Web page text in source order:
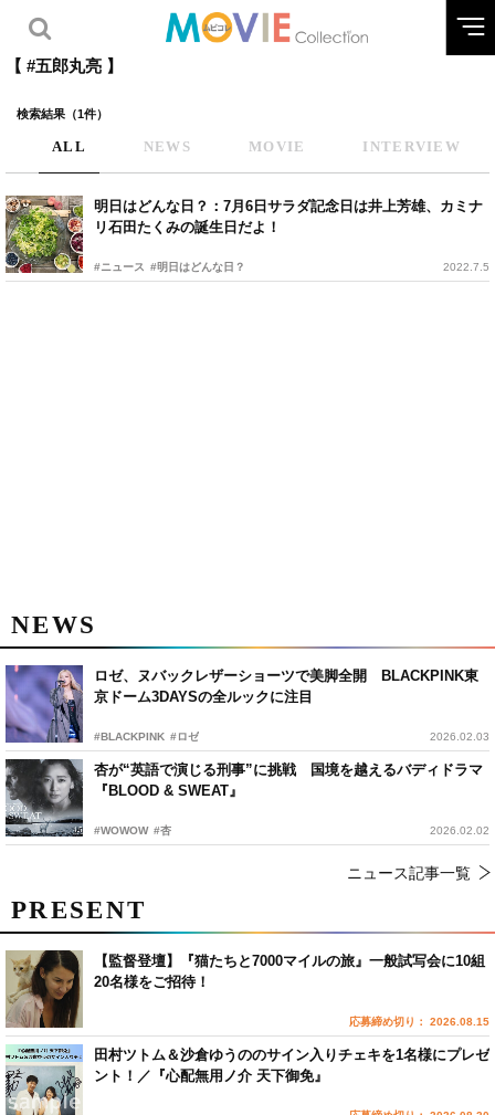
【 #五郎丸亮 】
検索結果（1件）
ALL NEWS MOVIE INTERVIEW
明日はどんな日？：7月6日サラダ記念日は井上芳雄、カミナ
リ石田たくみの誕生日だよ！
#ニュース #明日はどんな日？ 2022.7.5
NEWS
ロゼ、ヌバックレザーショーツで美脚全開 BLACKPINK東
京ドーム3DAYSの全ルックに注目
#BLACKPINK #ロゼ 2026.02.03
杏が“英語で演じる刑事”に挑戦 国境を越えるバディドラマ
『BLOOD & SWEAT』
#WOWOW #杏 2026.02.02
ニュース記事一覧
PRESENT
【監督登壇】『猫たちと7000マイルの旅』一般試写会に10組
20名様をご招待！
応募締め切り： 2026.08.15
田村ツトム＆沙倉ゆうののサイン入りチェキを1名様にプレゼ
ント！／『心配無用ノ介 天下御免』